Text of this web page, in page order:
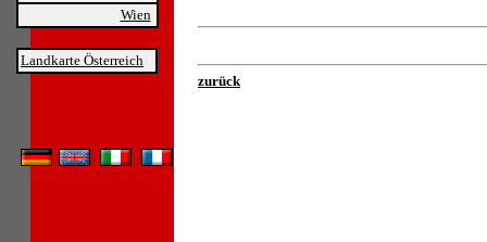
Wien
Landkarte Österreich
zurück